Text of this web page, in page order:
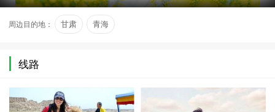
周边目的地： 甘肃 青海
线路